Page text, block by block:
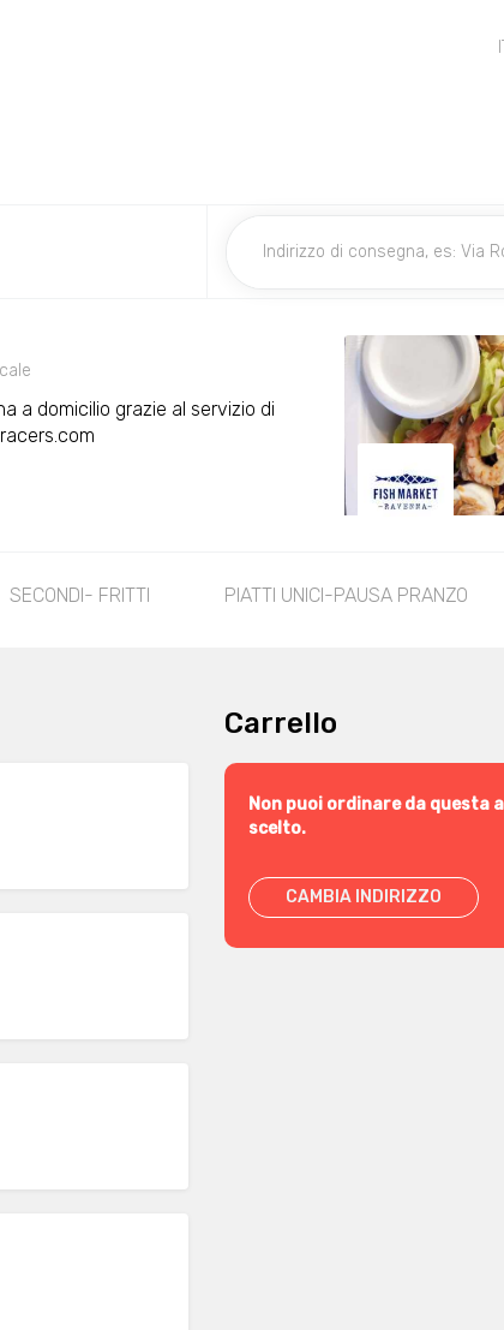
a domicilio grazie al servizio di
SECONDI- FRITTI PIATTI UNICI-PAUSA PRANZO
Carrello
Non puoi ordinare da
scelto.
CAMBIA INDIRIZZO